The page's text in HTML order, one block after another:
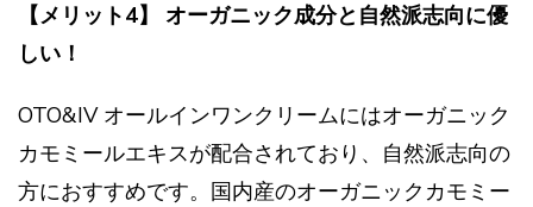
【メリット4】 オーガニック成分と自然派志向に優
しい！
OTO&IV オールインワンクリームにはオーガニック
カモミールエキスが配合されており、自然派志向の
方におすすめです。国内産のオーガニックカモミー